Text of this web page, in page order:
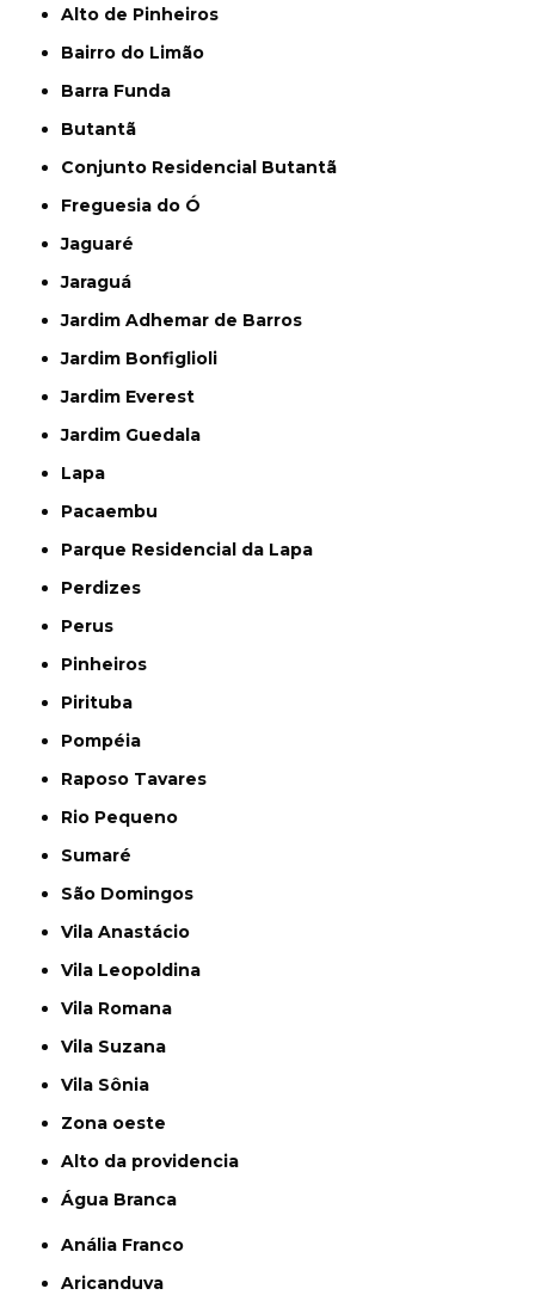
Alto de Pinheiros
Bairro do Limão
Barra Funda
Butantã
Conjunto Residencial Butantã
Freguesia do Ó
Jaguaré
Jaraguá
Jardim Adhemar de Barros
Jardim Bonfiglioli
Jardim Everest
Jardim Guedala
Lapa
Pacaembu
Parque Residencial da Lapa
Perdizes
Perus
Pinheiros
Pirituba
Pompéia
Raposo Tavares
Rio Pequeno
Sumaré
São Domingos
Vila Anastácio
Vila Leopoldina
Vila Romana
Vila Suzana
Vila Sônia
Zona oeste
alto da providencia
Água Branca
Anália Franco
Aricanduva